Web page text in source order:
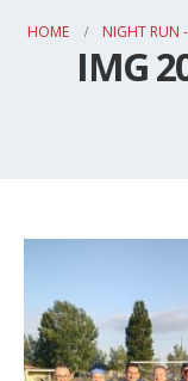
HOME NIGHT RUN
IMG